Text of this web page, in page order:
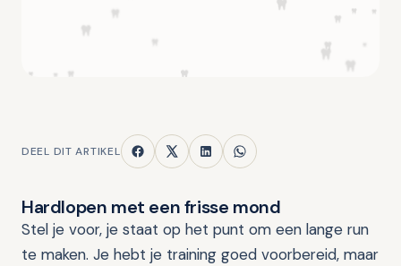
DEEL DIT ARTIKEL
Hardlopen met een frisse mond
Stel je voor, je staat op het punt om een lange run
te maken. Je hebt je training goed voorbereid, maar